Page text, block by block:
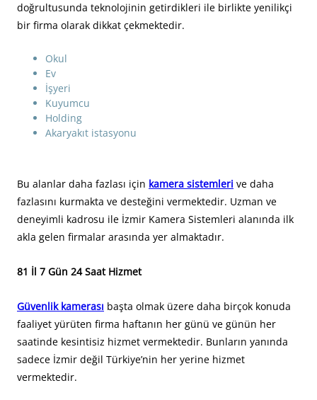
doğrultusunda teknolojinin getirdikleri ile birlikte yenilikçi
bir firma olarak dikkat çekmektedir.
Okul
Ev
İşyeri
Kuyumcu
Holding
Akaryakıt istasyonu
Bu alanlar daha fazlası için kamera sistemleri ve daha
fazlasını kurmakta ve desteğini vermektedir. Uzman ve
deneyimli kadrosu ile İzmir Kamera Sistemleri alanında ilk
akla gelen firmalar arasında yer almaktadır.
81 İl 7 Gün 24 Saat Hizmet
Güvenlik kamerası başta olmak üzere daha birçok konuda
faaliyet yürüten firma haftanın her günü ve günün her
saatinde kesintisiz hizmet vermektedir. Bunların yanında
sadece İzmir değil Türkiye’nin her yerine hizmet
vermektedir.